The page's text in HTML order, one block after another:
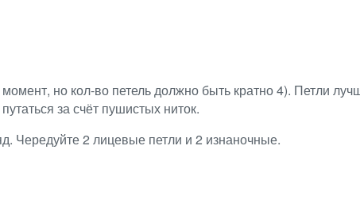
но кол-во петель должно быть кратно 4). Петли
за счёт пушистых ниток.
Чередуйте 2 лицевые петли и 2 изнаночные.